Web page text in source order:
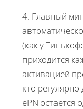
4. Главный
(как у
приходится
активацией
кто регулярно
ePN остается